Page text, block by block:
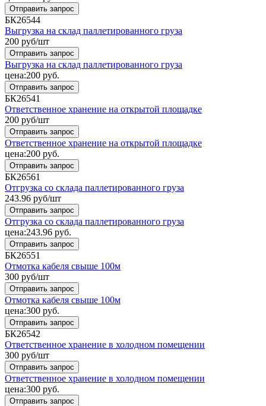
Отправить запрос
БК26544
Выгрузка на склад паллетированного груза
200 руб/шт
Отправить запрос
Выгрузка на склад паллетированного груза
цена:200 руб.
Отправить запрос
БК26541
Ответственное хранение на открытой площадке
200 руб/шт
Отправить запрос
Ответственное хранение на открытой площадке
цена:200 руб.
Отправить запрос
БК26561
Отгрузка со склада паллетированного груза
243.96 руб/шт
Отправить запрос
Отгрузка со склада паллетированного груза
цена:243.96 руб.
Отправить запрос
БК26551
Отмотка кабеля свыше 100м
300 руб/шт
Отправить запрос
Отмотка кабеля свыше 100м
цена:300 руб.
Отправить запрос
БК26542
Ответственное хранение в холодном помещении
300 руб/шт
Отправить запрос
Ответственное хранение в холодном помещении
цена:300 руб.
Отправить запрос